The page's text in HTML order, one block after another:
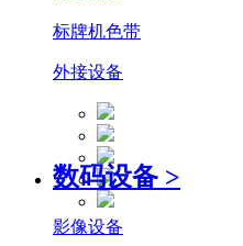
标牌机色带
外接设备
数码设备 >
影像设备